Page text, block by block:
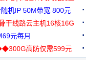
随机IP 50M带宽 800元
干线路云主机16核16G
元每月
高防仅需599元